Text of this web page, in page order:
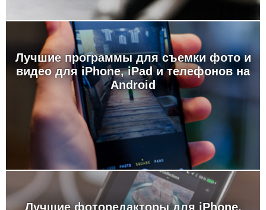
Лучшие программы для съемки фото и
видео для iPhone, iPad и телефонов на
Android
Лучшие фоторедакторы для iPhone,